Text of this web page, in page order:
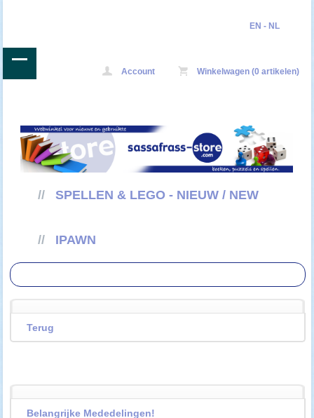
EN - NL
Account Winkelwagen (0 artikelen)
// SPELLEN & LEGO - NIEUW / NEW
// IPAWN
Terug
Belangrijke Mededelingen!